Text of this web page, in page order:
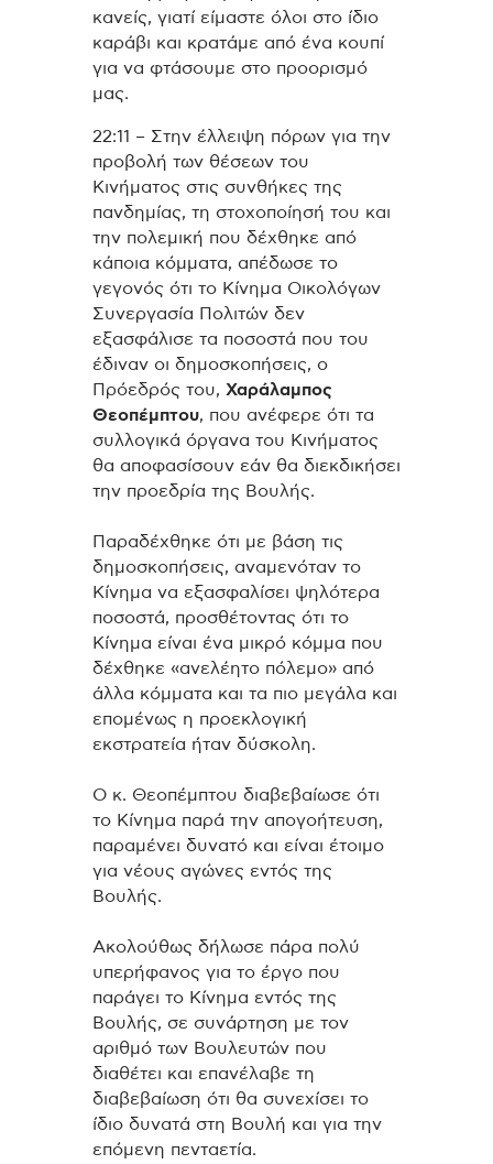
κανείς, γιατί είμαστε όλοι στο ίδιο
καράβι και κρατάμε από ένα κουπί
για να φτάσουμε στο προορισμό
μας.
22:11 – Στην έλλειψη πόρων για την
προβολή των θέσεων του
Κινήματος στις συνθήκες της
πανδημίας, τη στοχοποίησή του και
την πολεμική που δέχθηκε από
κάποια κόμματα, απέδωσε το
γεγονός ότι το Κίνημα Οικολόγων
Συνεργασία Πολιτών δεν
εξασφάλισε τα ποσοστά που του
έδιναν οι δημοσκοπήσεις, ο
Πρόεδρός του, Χαράλαμπος
Θεοπέμπτου, που ανέφερε ότι τα
συλλογικά όργανα του Κινήματος
θα αποφασίσουν εάν θα διεκδικήσει
την προεδρία της Βουλής.
Παραδέχθηκε ότι με βάση τις
δημοσκοπήσεις, αναμενόταν το
Κίνημα να εξασφαλίσει ψηλότερα
ποσοστά, προσθέτοντας ότι το
Κίνημα είναι ένα μικρό κόμμα που
δέχθηκε «ανελέητο πόλεμο» από
άλλα κόμματα και τα πιο μεγάλα και
επομένως η προεκλογική
εκστρατεία ήταν δύσκολη.
Ο κ. Θεοπέμπτου διαβεβαίωσε ότι
το Κίνημα παρά την απογοήτευση,
παραμένει δυνατό και είναι έτοιμο
για νέους αγώνες εντός της
Βουλής.
Ακολούθως δήλωσε πάρα πολύ
υπερήφανος για το έργο που
παράγει το Κίνημα εντός της
Βουλής, σε συνάρτηση με τον
αριθμό των Βουλευτών που
διαθέτει και επανέλαβε τη
διαβεβαίωση ότι θα συνεχίσει το
ίδιο δυνατά στη Βουλή και για την
επόμενη πενταετία.